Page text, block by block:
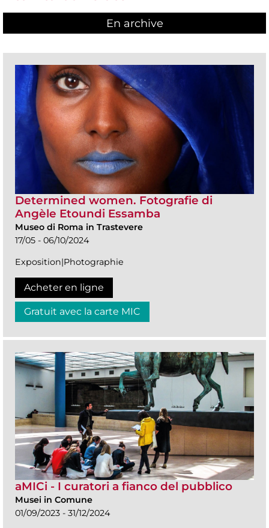
En archive
Determined women. Fotografie di
Angèle Etoundi Essamba
Museo di Roma in Trastevere
17/05 - 06/10/2024
Exposition|Photographie
Acheter en ligne
Gratuit avec la carte MIC
aMICi - I curatori a fianco del pubblico
Musei in Comune
01/09/2023 - 31/12/2024